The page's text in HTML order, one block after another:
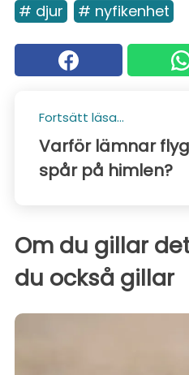
# djur # nyfikenhet
Fortsätt läsa...
Varför lämnar
spår på himlen?
Om du gillar
du också gillar